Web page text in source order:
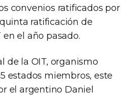
convenios ratificados por
ratificación de
el año pasado.
de la OIT, organismo
estados miembros, este
el argentino Daniel